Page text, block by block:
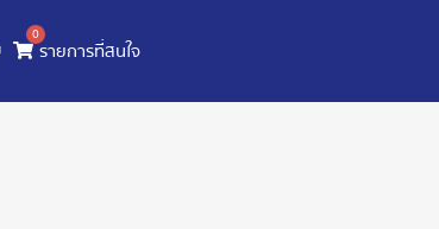
รายการที่สนใจ
0